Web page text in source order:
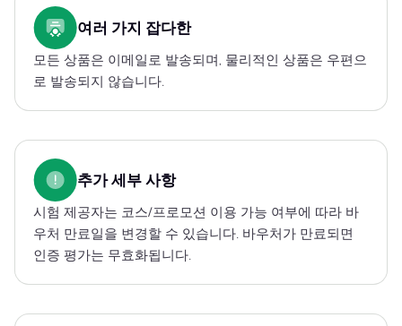
여러 가지 잡다한
모든 상품은 이메일로 발송되며, 물리적인 상품은 우편으
로 발송되지 않습니다.
추가 세부 사항
시험 제공자는 코스/프로모션 이용 가능 여부에 따라 바
우처 만료일을 변경할 수 있습니다. 바우처가 만료되면
인증 평가는 무효화됩니다.